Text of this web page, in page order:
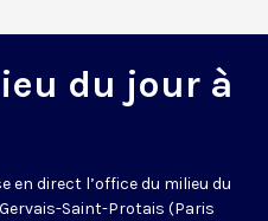
du jour à
en direct l’office du milieu du
Saint-Protais (Paris